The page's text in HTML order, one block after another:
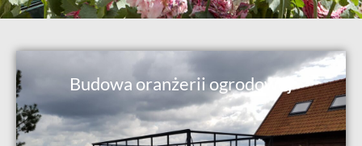
Budowa oranżerii ogrodowej